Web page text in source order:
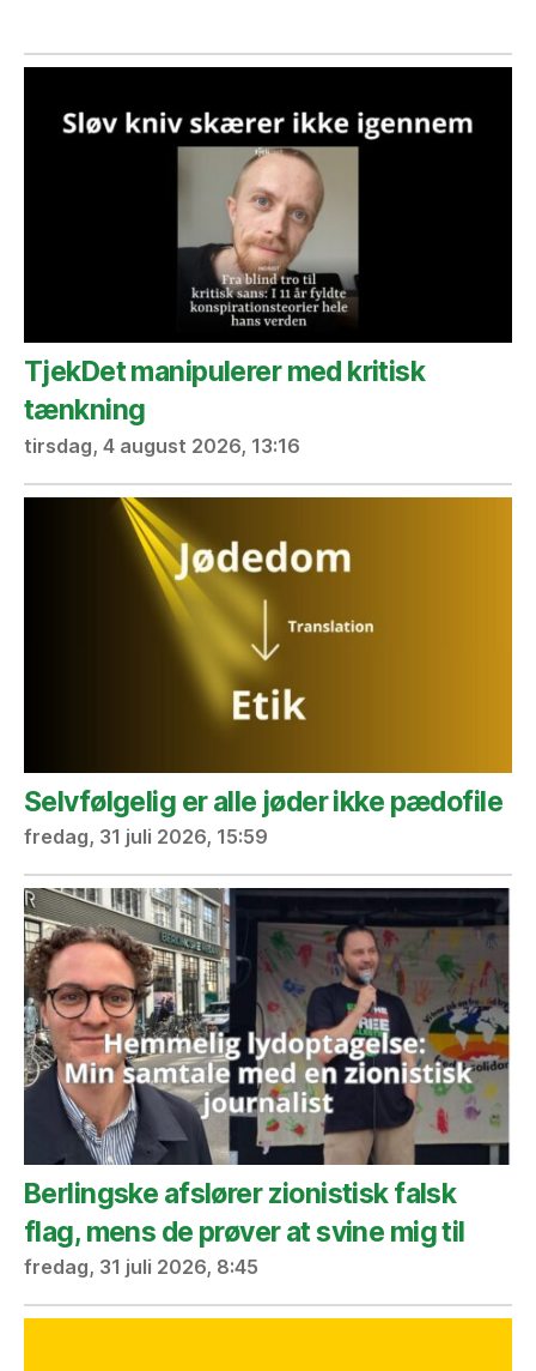
TjekDet manipulerer med kritisk
tænkning
tirsdag, 4 august 2026, 13:16
Selvfølgelig er alle jøder ikke pædofile
fredag, 31 juli 2026, 15:59
Berlingske afslører zionistisk falsk
flag, mens de prøver at svine mig til
fredag, 31 juli 2026, 8:45